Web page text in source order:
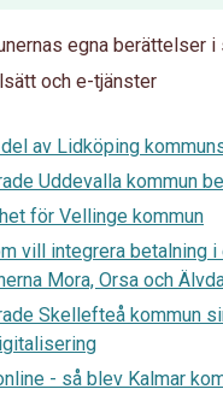
egna berättelser i
och e-tjänster
del av Lidköping
Uddevalla kommun
för Vellinge kommun
vill integrera betalning
Mora, Orsa och
Skellefteå kommun
- så blev Kalmar